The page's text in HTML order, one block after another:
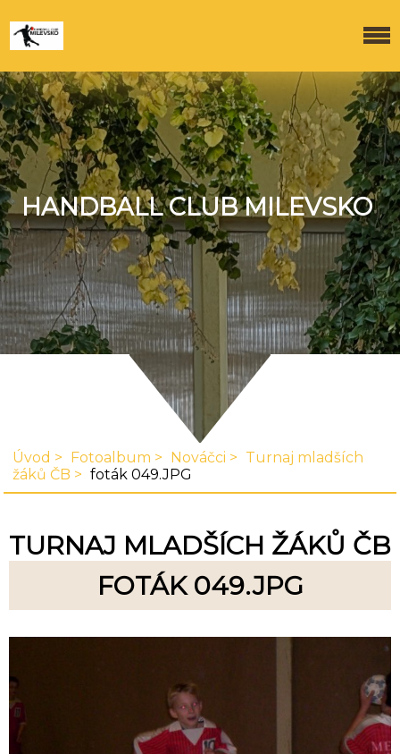
HANDBALL CLUB MILEVSKO
Úvod Fotoalbum Nováčci
Turnaj mladších
žáků ČB
foták 049.JPG
TURNAJ MLADŠÍCH ŽÁKŮ ČB
FOTÁK 049.JPG